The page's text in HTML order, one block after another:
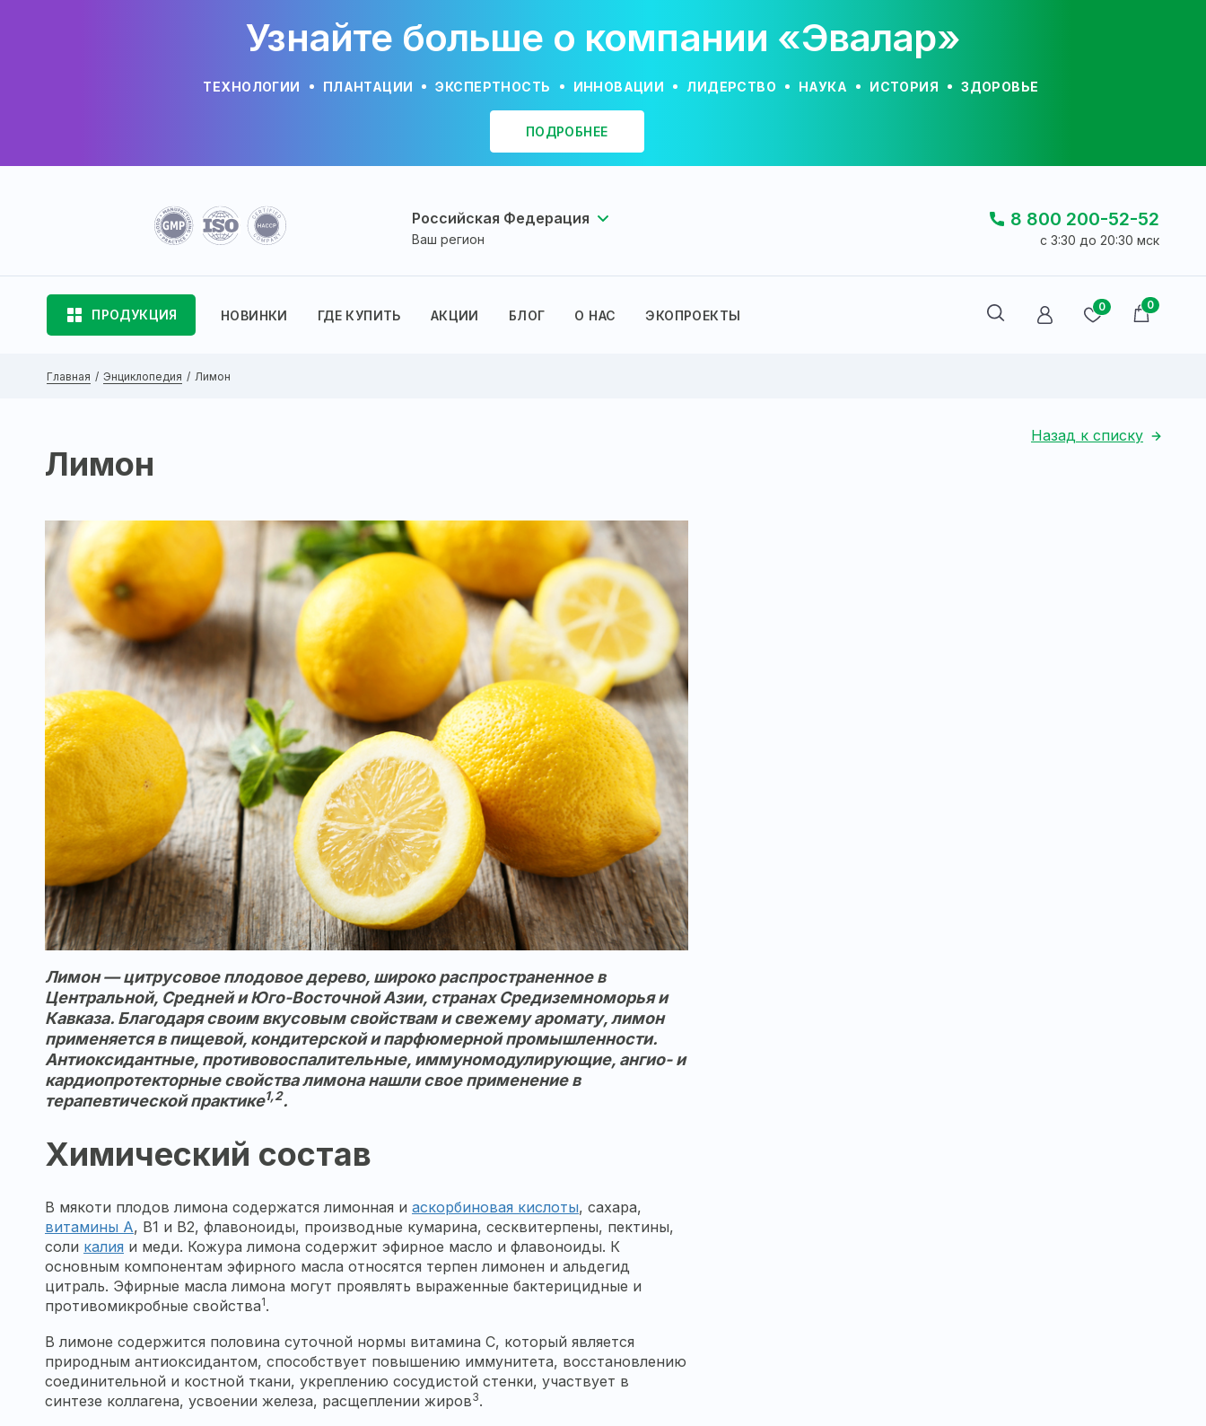
Узнайте больше о компании «Эвалар»
ТЕХНОЛОГИИ ПЛАНТАЦИИ ЭКСПЕРТНОСТЬ ИННОВАЦИИ ЛИДЕРСТВО НАУКА ИСТОРИЯ ЗДОРОВЬЕ
ПОДРОБНЕЕ
Российская Федерация
Ваш регион
8 800 200-52-52
c 3:30 до 20:30 мск
ПРОДУКЦИЯ НОВИНКИ ГДЕ КУПИТЬ АКЦИИ БЛОГ О НАС ЭКОПРОЕКТЫ
0 0
Главная Энциклопедия Лимон
Назад к списку
Лимон
Лимон — цитрусовое плодовое дерево, широко распространенное в
Центральной, Средней и Юго-Восточной Азии, странах Средиземноморья и
Кавказа. Благодаря своим вкусовым свойствам и свежему аромату, лимон
применяется в пищевой, кондитерской и парфюмерной промышленности.
Антиоксидантные, противовоспалительные, иммуномодулирующие, ангио- и
кардиопротекторные свойства лимона нашли свое применение в
терапевтической практике1,2.
Химический состав
В мякоти плодов лимона содержатся лимонная и аскорбиновая кислоты, сахара,
витамины А, В1 и В2, флавоноиды, производные кумарина, сесквитерпены, пектины,
соли калия и меди. Кожура лимона содержит эфирное масло и флавоноиды. К
основным компонентам эфирного масла относятся терпен лимонен и альдегид
цитраль. Эфирные масла лимона могут проявлять выраженные бактерицидные и
противомикробные свойства1.
В лимоне содержится половина суточной нормы витамина С, который является
природным антиоксидантом, способствует повышению иммунитета, восстановлению
соединительной и костной ткани, укреплению сосудистой стенки, участвует в
синтезе коллагена, усвоении железа, расщеплении жиров3.